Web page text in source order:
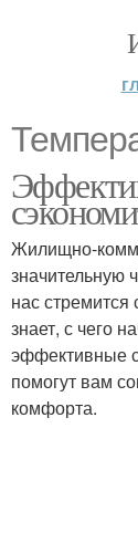
Жилищно-
значительную
нас стремится
знает, с чего
эффективные
помогут вам
комфорта.